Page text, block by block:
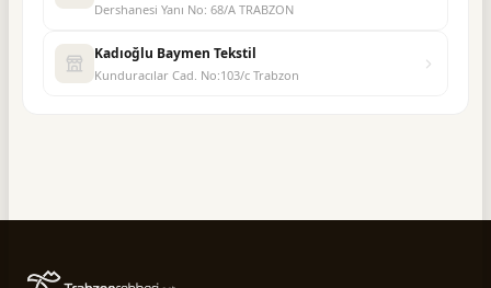
Dershanesi Yanı No: 68/A TRABZON
Kadıoğlu Baymen Tekstil
Kunduracılar Cad. No:103/c Trabzon